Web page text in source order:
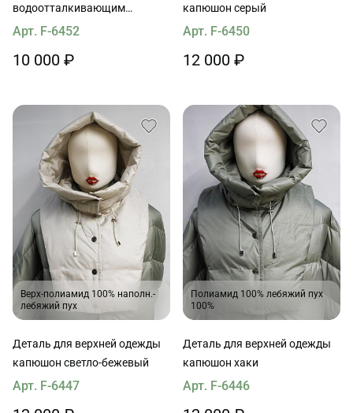
водоотталкивающим
покрытием наполнитель пух
Арт. F-6452
10 000 ₽
капюшон серый
Арт. F-6450
12 000 ₽
Верх-полиамид 100% наполн.-
лебяжий пух
Деталь для верхней одежды
капюшон светло-бежевый
Арт. F-6447
Полиамид 100% лебяжий пух
100%
Деталь для верхней одежды
капюшон хаки
Арт. F-6446